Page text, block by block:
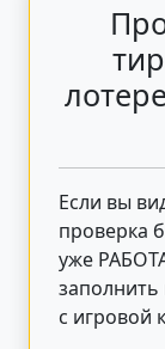
Если вы
проверка
уже
с игровой